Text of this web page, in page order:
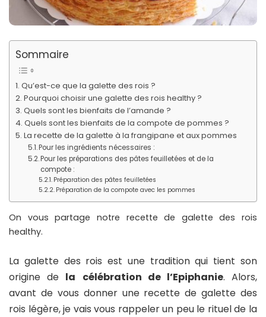
Sommaire
Qu’est-ce que la galette des rois ?
Pourquoi choisir une galette des rois healthy ?
Quels sont les bienfaits de l’amande ?
Quels sont les bienfaits de la compote de pommes ?
La recette de la galette à la frangipane et aux pommes
Pour les ingrédients nécessaires :
Pour les préparations des pâtes feuilletées et de la
compote :
Préparation des pâtes feuilletées
Préparation de la compote avec les pommes
On vous partage notre recette de galette des rois
healthy.
La galette des rois est une tradition qui tient son
origine de la célébration de l’Epiphanie. Alors,
avant de vous donner une recette de galette des
rois légère, je vais vous rappeler un peu le rituel de la